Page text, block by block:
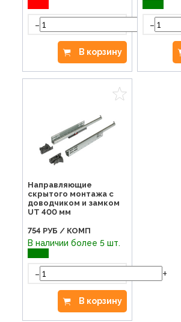
-
В корзину
-
Направляющие
скрытого монтажа с
доводчиком и замком
UT 400 мм
754 РУБ / КОМП
В наличии более 5 шт.
- +
В корзину